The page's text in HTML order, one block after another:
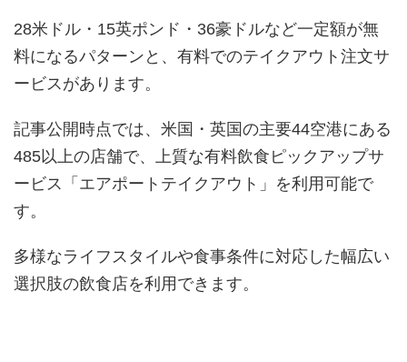
28米ドル・15英ポンド・36豪ドルなど一定額が無
料になるパターンと、有料でのテイクアウト注文サ
ービスがあります。
記事公開時点では、米国・英国の主要44空港にある
485以上の店舗で、上質な有料飲食ピックアップサ
ービス「エアポートテイクアウト」を利用可能で
す。
多様なライフスタイルや食事条件に対応した幅広い
選択肢の飲食店を利用できます。